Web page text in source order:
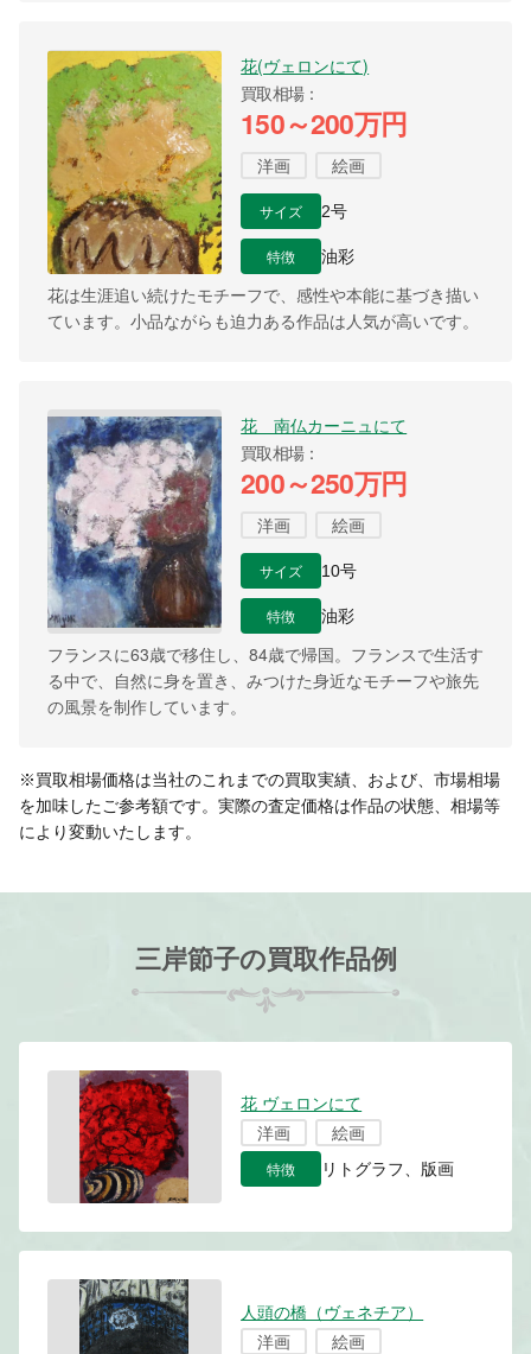
花(ヴェロンにて)
買取相場
150～200万円
洋画 絵画
サイズ 2号
特徴 油彩
花は生涯追い続けたモチーフで、感性や本能に基づき描い
ています。小品ながらも迫力ある作品は人気が高いです。
花 南仏カーニュにて
買取相場
200～250万円
洋画 絵画
サイズ 10号
特徴 油彩
フランスに63歳で移住し、84歳で帰国。フランスで生活す
る中で、自然に身を置き、みつけた身近なモチーフや旅先
の風景を制作しています。
※買取相場価格は当社のこれまでの買取実績、および、市場相場
を加味したご参考額です。実際の査定価格は作品の状態、相場等
により変動いたします。
三岸節子の買取作品例
花 ヴェロンにて
洋画
絵画
特徴 リトグラフ、版画
人頭の橋（ヴェネチア）
洋画
絵画